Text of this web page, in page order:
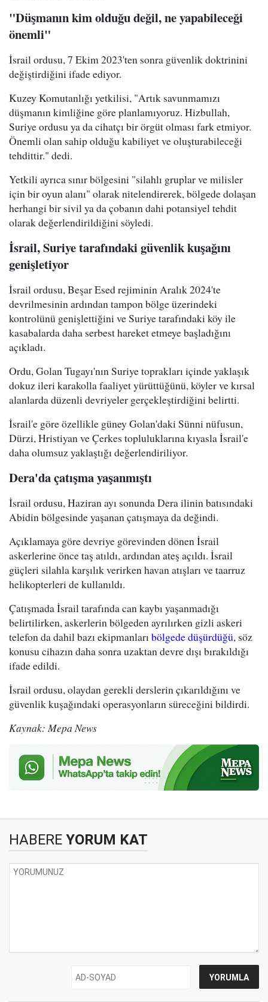
"Düşmanın kim olduğu değil, ne yapabileceği
önemli"
İsrail ordusu, 7 Ekim 2023'ten sonra güvenlik doktrinini
değiştirdiğini ifade ediyor.
Kuzey Komutanlığı yetkilisi, "Artık savunmamızı
düşmanın kimliğine göre planlamıyoruz. Hizbullah,
Suriye ordusu ya da cihatçı bir örgüt olması fark etmiyor.
Önemli olan sahip olduğu kabiliyet ve oluşturabileceği
tehdittir." dedi.
Yetkili ayrıca sınır bölgesini "silahlı gruplar ve milisler
için bir oyun alanı" olarak nitelendirerek, bölgede dolaşan
herhangi bir sivil ya da çobanın dahi potansiyel tehdit
olarak değerlendirildiğini söyledi.
İsrail, Suriye tarafındaki güvenlik kuşağını
genişletiyor
İsrail ordusu, Beşar Esed rejiminin Aralık 2024'te
devrilmesinin ardından tampon bölge üzerindeki
kontrolünü genişlettiğini ve Suriye tarafındaki köy ile
kasabalarda daha serbest hareket etmeye başladığını
açıkladı.
Ordu, Golan Tugayı'nın Suriye toprakları içinde yaklaşık
dokuz ileri karakolla faaliyet yürüttüğünü, köyler ve kırsal
alanlarda düzenli devriyeler gerçekleştirdiğini belirtti.
İsrail'e göre özellikle güney Golan'daki Sünni nüfusun,
Dürzi, Hristiyan ve Çerkes topluluklarına kıyasla İsrail'e
daha olumsuz yaklaştığı değerlendiriliyor.
Dera'da çatışma yaşanmıştı
İsrail ordusu, Haziran ayı sonunda Dera ilinin batısındaki
Abidin bölgesinde yaşanan çatışmaya da değindi.
Açıklamaya göre devriye görevinden dönen İsrail
askerlerine önce taş atıldı, ardından ateş açıldı. İsrail
güçleri silahla karşılık verirken havan atışları ve taarruz
helikopterleri de kullanıldı.
Çatışmada İsrail tarafında can kaybı yaşanmadığı
belirtilirken, askerlerin bölgeden ayrılırken gizli askeri
telefon da dahil bazı ekipmanlarıbölgede düşürdüğü, söz
konusu cihazın daha sonra uzaktan devre dışı bırakıldığı
ifade edildi.
İsrail ordusu, olaydan gerekli derslerin çıkarıldığını ve
güvenlik kuşağındaki operasyonların süreceğini bildirdi.
Kaynak: Mepa News
HABERE YORUM KAT